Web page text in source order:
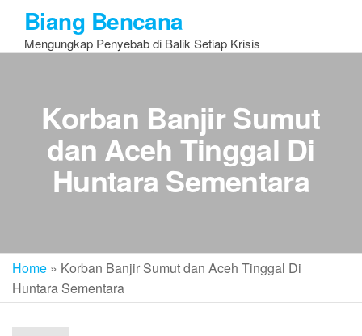
the
Biang Bencana
Mengungkap Penyebab di Balik Setiap Krisis
Korban Banjir Sumut
dan Aceh Tinggal Di
Huntara Sementara
Home » Korban Banjir Sumut dan Aceh Tinggal Di
Huntara Sementara